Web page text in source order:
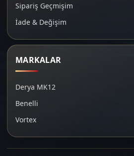
Sipariş Geçmişim
İade & Değişim
MARKALAR
Derya MK12
Benelli
Vortex